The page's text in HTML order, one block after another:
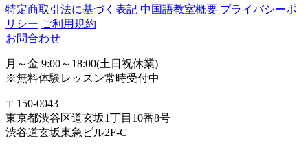
特定商取引法に基づく表記 中国語教室概要 プライバシーポ
リシー ご利用規約
お問合わせ
月～金 9:00～18:00(土日祝休業)
※無料体験レッスン常時受付中
〒150-0043
東京都渋谷区道玄坂1丁目10番8号
渋谷道玄坂東急ビル2F-C